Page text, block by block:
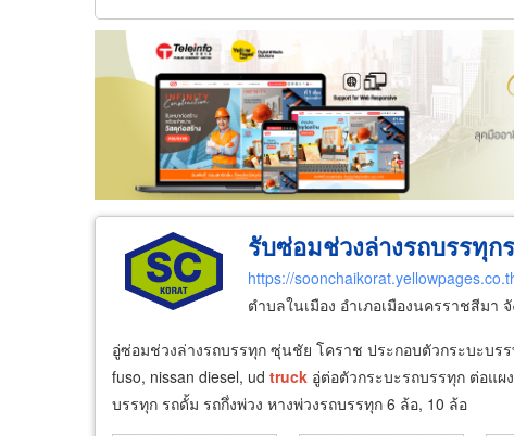
รับซ่อมช่วงล่างรถบรรทุก
https://
ตำบลในเมือง อำเภอเมืองนครราชสีมา
อู่ซ่อมช่วงล่างรถบรรทุก ซุ่นชัย โคราช ประกอบตัวกระบะบร
fuso, nissan diesel, ud truck อู่ต่อตัวกระบะรถบรรทุก ต่อแผ
บรรทุก รถดั้ม รถกึ่งพ่วง หางพ่วงรถบรรทุก 6 ล้อ, 10 ล้อ